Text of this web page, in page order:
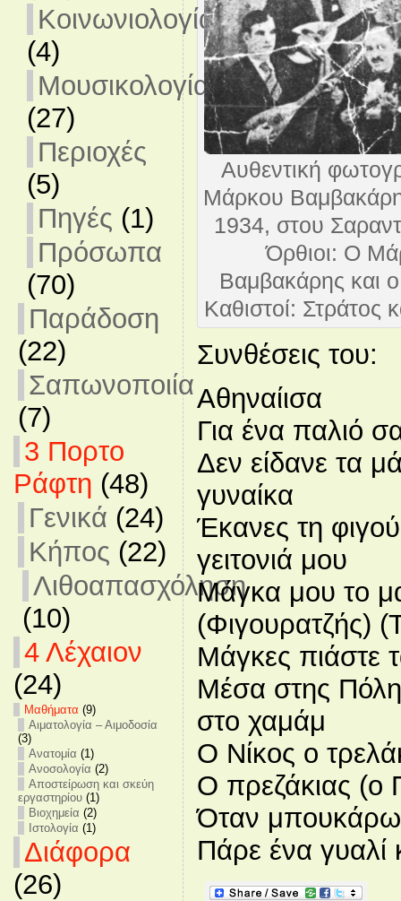
Κοινωνιολογία
(4)
Μουσικολογία
(27)
Περιοχές
(5)
Πηγές (1)
Πρόσωπα
(70)
Παράδοση
(22)
Σαπωνοποιία
(7)
3 Πορτο
Ράφτη (48)
Γενικά (24)
Κήπος (22)
Λιθοαπασχόληση
(10)
4 Λέχαιον
(24)
Mαθήματα (9)
Αιματολογία – Αιμοδοσία
(3)
Ανατομία (1)
Ανοσολογία (2)
Αποστείρωση και σκεύη
εργαστηρίου(1)
Βιοχημεία (2)
Ιστολογία (1)
Διάφορα
(26)
Αυθεντική
Μάρκου
1934, στου
Όρθιοι: Ο
Βαμβακάρης και
Καθιστοί: Στράτος
Συνθέσεις του:
Αθηναίισα
Για ένα παλιό
Δεν είδανε τα
γυναίκα
Έκανες τη
γειτονιά μου
Μάγκα μου το
(Φιγουρατζής)
Μάγκες πιάστε
Μέσα στης
στο χαμάμ
Ο Νίκος ο
Ο πρεζάκιας (ο
Όταν μπουκάρω
Πάρε ένα γυαλί